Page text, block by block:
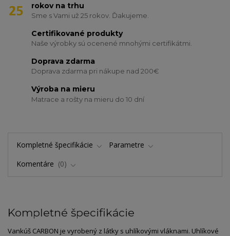
rokov na trhu
Sme s Vami už 25 rokov. Ďakujeme.
Certifikované produkty
Naše výrobky sú ocenené mnohými certifikátmi.
Doprava zdarma
Doprava zdarma pri nákupe nad 200€
Výroba na mieru
Matrace a rošty na mieru do 10 dní
Kompletné špecifikácie
Parametre
Komentáre
0
Kompletné špecifikácie
Vankúš CARBON je vyrobený z látky s uhlíkovými vláknami. Uhlíkové